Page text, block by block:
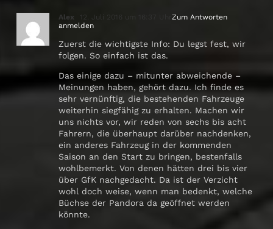
Alex 12. Juli 2016 um 16:37 UhrZum Antworten
anmelden
Zuerst die wichtigste Info: Du legst fest, wir
folgen. So einfach ist das.
Das einige dazu – mitunter abweichende –
Meinungen haben, gehört dazu. Ich finde es
sehr vernünftig, die bestehenden Fahrzeuge
weiterhin siegfähig zu erhalten. Machen wir
uns nichts vor, wir reden von sechs bis acht
Fahrern, die überhaupt darüber nachdenken,
ein anderes Fahrzeug in der kommenden
Saison an den Start zu bringen, bestenfalls
wohlbemerkt. Von denen hätten drei bis vier
über GfK nachgedacht. Da ist der Verzicht
wohl doch weise, wenn man bedenkt, welche
Büchse der Pandora da geöffnet werden
könnte.